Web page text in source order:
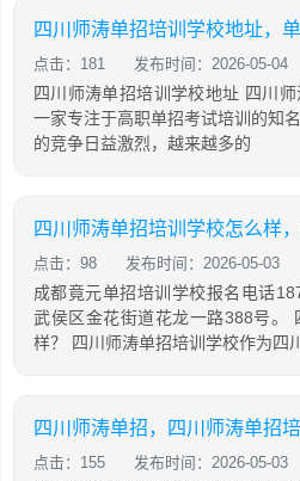
四川师涛单招培训学校地址，
点击：181 发布时间：2026-05-04
四川师涛单招培训学校地址 四川
一家专注于高职单招考试培训的知
的竞争日益激烈，越来越多的
四川师涛单招培训学校怎么样
点击：98 发布时间：2026-05-03
成都竟元单招培训学校报名电话
武侯区金花街道花龙一路388号。
样？ 四川师涛单招培训学校作为四
四川师涛单招，四川师涛单招
点击：155 发布时间：2026-05-03